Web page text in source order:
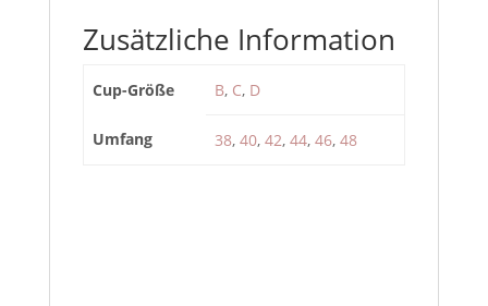
Zusätzliche Information
Cup-Größe B, C, D
Umfang 38, 40, 42, 44, 46, 48